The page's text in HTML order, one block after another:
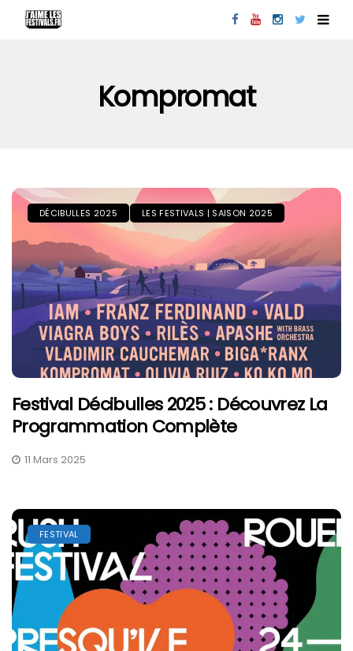
Kompromat
DÉCIBULLES 2025 LES FESTIVALS | SAISON 2025
Festival Décibulles 2025 : Découvrez La
Programmation Complète
11 Mars 2025
FESTIVAL